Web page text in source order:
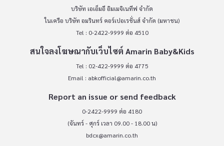
บริษัท เอเอ็มอี อิมเมจิเนทีฟ จำกัด
ในเครือ บริษัท อมรินทร์ คอร์เปอเรชั่นส์ จำกัด (มหาชน)
Tel : 0-2422-9999 ต่อ 4510
สนใจลงโฆษณากับเว็บไซต์ Amarin Baby&Kids
Tel : 02-422-9999 ต่อ 4775
Email : abkofficial@amarin.co.th
Report an issue or send feedback
0-2422-9999 ต่อ 4180
(จันทร์ - ศุกร์ เวลา 09.00 - 18.00 น)
bdcx@amarin.co.th